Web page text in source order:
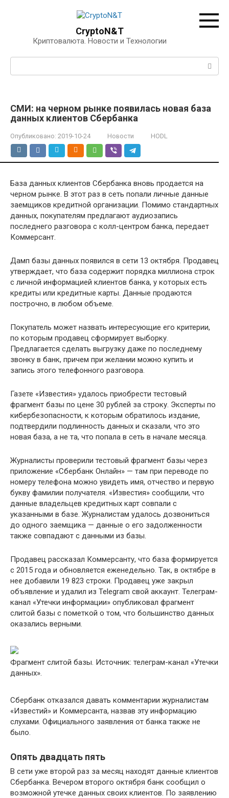
CryptoN&T
Криптовалюта. Новости и Технологии
СМИ: на черном рынке появилась новая база
данных клиентов Сбербанка
Опубликовано: 2019-10-24 Новости HODL
База данных клиентов Сбербанка вновь продается на
черном рынке. В этот раз в сеть попали личные данные
заемщиков кредитной организации. Помимо стандартных
данных, покупателям предлагают аудиозапись
последнего разговора с колл-центром банка, передает
Коммерсант.
Дамп базы данных появился в сети 13 октября. Продавец
утверждает, что база содержит порядка миллиона строк
с личной информацией клиентов банка, у которых есть
кредиты или кредитные карты. Данные продаются
построчно, в любом объеме.
Покупатель может назвать интересующие его критерии,
по которым продавец сформирует выборку.
Предлагается сделать выгрузку даже по последнему
звонку в банк, причем при желании можно купить и
запись этого телефонного разговора.
Газете «Известия» удалось приобрести тестовый
фрагмент базы по цене 30 рублей за строку. Эксперты по
кибербезопасности, к которым обратилось издание,
подтвердили подлинность данных и сказали, что это
новая база, а не та, что попала в сеть в начале месяца.
Журналисты проверили тестовый фрагмент базы через
приложение «Сбербанк Онлайн» — там при переводе по
номеру телефона можно увидеть имя, отчество и первую
букву фамилии получателя. «Известия» сообщили, что
данные владельцев кредитных карт совпали с
указанными в базе. Журналистам удалось дозвониться
до одного заемщика — данные о его задолженности
также совпадают с данными из базы.
Продавец рассказал Коммерсанту, что база формируется
с 2015 года и обновляется еженедельно. Так, в октябре в
нее добавили 19 823 строки. Продавец уже закрыл
объявление и удалил из Telegram свой аккаунт. Телеграм-
канал «Утечки информации» опубликовал фрагмент
слитой базы с пометкой о том, что большинство данных
оказались верными.
Фрагмент слитой базы. Источник: телеграм-канал «Утечки
данных».
Сбербанк отказался давать комментарии журналистам
«Известий» и Коммерсанта, назвав эту информацию
слухами. Официального заявления от банка также не
было.
Опять двадцать пять
В сети уже второй раз за месяц находят данные клиентов
Сбербанка. Вечером второго октября банк сообщил о
возможной утечке данных своих клиентов. По заявлению